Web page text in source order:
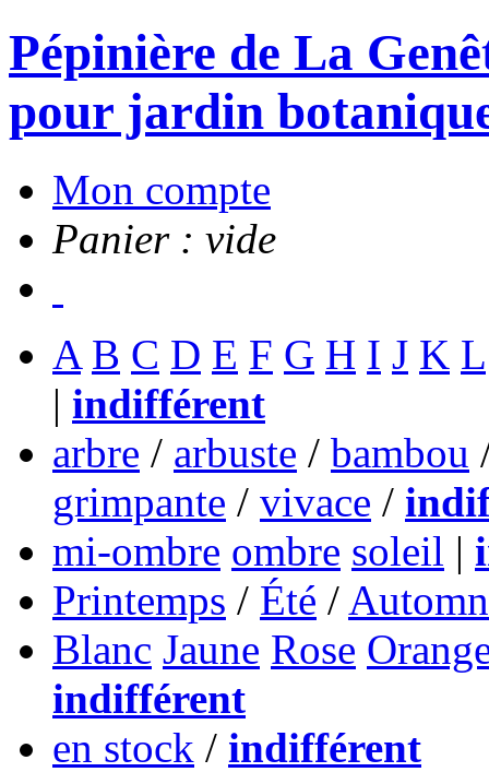
Pépinière de La
pour jardin
Mon compte
Panier : vide
A B C D E F G H I J K L
| indifférent
arbre / arbuste / bambou
grimpante / vivace /
mi-ombre ombre soleil |
Printemps / Été /
Blanc Jaune Rose
indifférent
en stock / indifférent